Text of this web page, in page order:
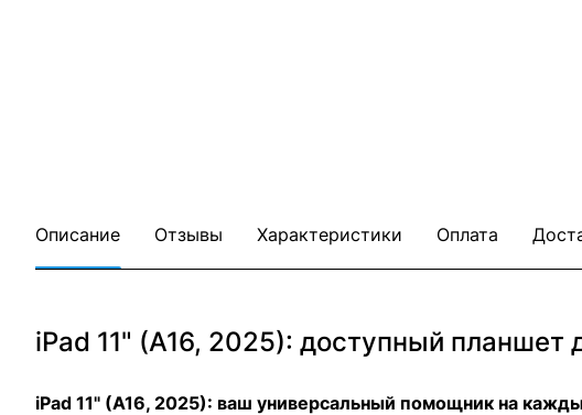
Описание Отзывы Характеристики Оплата
iPad 11" (A16, 2025): доступный планшет
iPad 11" (A16, 2025): ваш универсальный помощник на